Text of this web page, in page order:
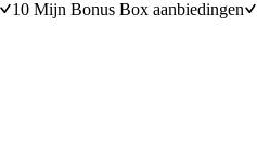
10 Mijn Bonus Box aanbiedingen